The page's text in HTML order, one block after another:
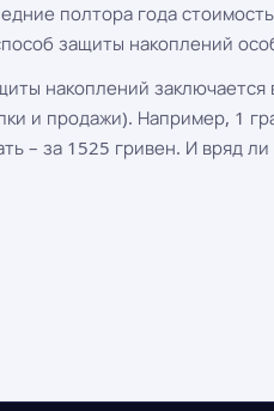
полтора года
защиты накоплений
накоплений
и продажи). Например, 1
– за 1525 гривен. И вряд